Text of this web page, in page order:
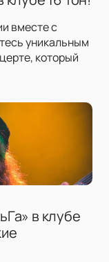
вместе с
уникальным
который
в клубе